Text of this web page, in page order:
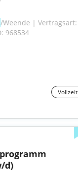
/Weende | Vertragsart:
968534
Vollzeit
d)